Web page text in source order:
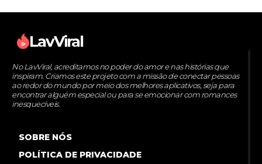
LavViral
No LavViral, acreditamos no poder do amor e nas histórias que
inspiram. Criamos este projeto com a missão de conectar pessoas
ao redor do mundo por meio dos melhores aplicativos, seja para
encontrar alguém especial ou para se emocionar com romances
inesquecíveis.
SOBRE NÓS
POLÍTICA DE PRIVACIDADE